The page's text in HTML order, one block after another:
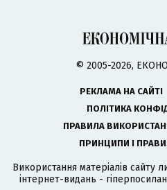
© 2005-2026,
РЕКЛАМА НА САЙТІ
ПОЛІТИКА
ПРАВИЛА
ПРИНЦИПИ І
Використання матеріалів сайту
інтернет-видань -